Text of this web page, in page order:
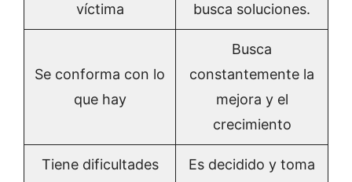
víctima
busca soluciones.
Se conforma con lo
que hay
Busca
constantemente la
mejora y el
crecimiento
Tiene dificultades
Es decidido y toma